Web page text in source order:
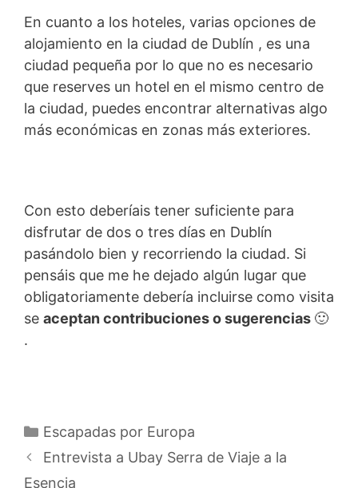
En cuanto a los hoteles, varias opciones de
alojamiento en la ciudad de Dublín , es una
ciudad pequeña por lo que no es necesario
que reserves un hotel en el mismo centro de
la ciudad, puedes encontrar alternativas algo
más económicas en zonas más exteriores.
Con esto deberíais tener suficiente para
disfrutar de dos o tres días en Dublín
pasándolo bien y recorriendo la ciudad. Si
pensáis que me he dejado algún lugar que
obligatoriamente debería incluirse como visita
se aceptan contribuciones o sugerencias 🙂
.
Categorías
Escapadas por Europa
Entrevista a Ubay Serra de Viaje a la
Esencia